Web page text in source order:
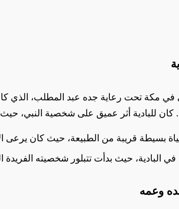
مكة تحت رعاية جده عبد المطلب، الذي
للبادية أثر عميق على شخصية النبي، حيث
بسيطة قريبة من الطبيعة، حيث كان يرعى
البادية، حيث بدأت تتبلور شخصيته الفريدة
وعمه